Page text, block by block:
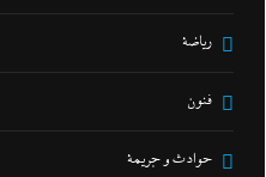
رياضة
فنون
حوادث و جريمة